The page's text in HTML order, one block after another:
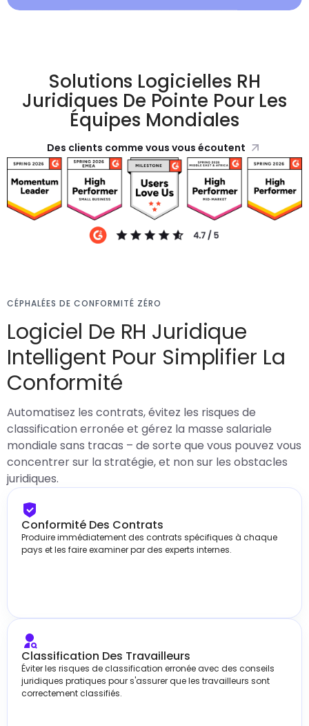
Solutions Logicielles RH
Juridiques De Pointe Pour Les
Équipes Mondiales
Des clients comme vous vous écoutent
CÉPHALÉES DE CONFORMITÉ ZÉRO
Logiciel De RH Juridique
Intelligent Pour Simplifier La
Conformité
Automatisez les contrats, évitez les risques de
classification erronée et gérez la masse salariale
mondiale sans tracas – de sorte que vous pouvez vous
concentrer sur la stratégie, et non sur les obstacles
juridiques.
Conformité Des Contrats
Produire immédiatement des contrats spécifiques à chaque
pays et les faire examiner par des experts internes.
Classification Des Travailleurs
Éviter les risques de classification erronée avec des conseils
juridiques pratiques pour s'assurer que les travailleurs sont
correctement classifiés.